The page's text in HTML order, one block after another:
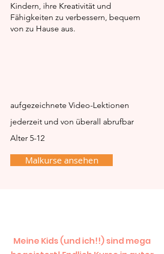
Kindern, ihre Kreativität und
Fähigkeiten zu verbessern, bequem
von zu Hause aus.
aufgezeichnete Video-Lektionen
jederzeit und von überall abrufbar
Alter 5-12
Malkurse ansehen
Meine Kids (und ich!!) sind mega